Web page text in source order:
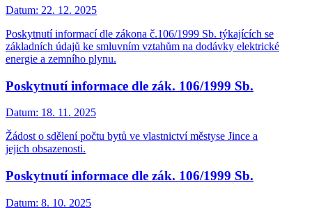
Datum: 22. 12. 2025
Poskytnutí informací dle zákona č.106/1999 Sb. týkajících se
základních údajů ke smluvním vztahům na dodávky elektrické
energie a zemního plynu.
Poskytnutí informace dle zák. 106/1999 Sb.
Datum: 18. 11. 2025
Žádost o sdělení počtu bytů ve vlastnictví městyse Jince a
jejich obsazenosti.
Poskytnutí informace dle zák. 106/1999 Sb.
Datum: 8. 10. 2025